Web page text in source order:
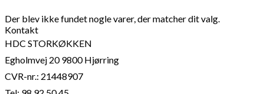
Der blev ikke fundet nogle varer, der matcher dit valg.
Kontakt
HDC STORKØKKEN
Egholmvej 20 9800 Hjørring
CVR-nr.: 21448907